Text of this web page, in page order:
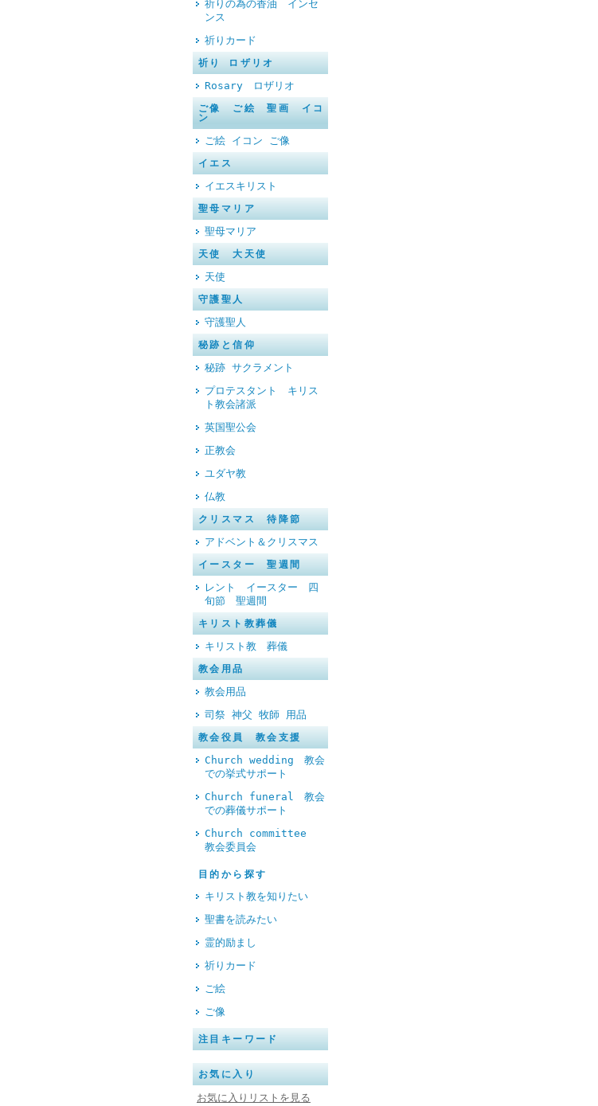
祈りの為の香油 インセ
ンス
祈りカード
祈り ロザリオ
Rosary ロザリオ
ご像 ご絵 聖画 イコ
ン
ご絵 イコン ご像
イエス
イエスキリスト
聖母マリア
聖母マリア
天使 大天使
天使
守護聖人
守護聖人
秘跡と信仰
秘跡 サクラメント
プロテスタント キリス
ト教会諸派
英国聖公会
正教会
ユダヤ教
仏教
クリスマス 待降節
アドベント＆クリスマス
イースター 聖週間
レント イースター 四
旬節 聖週間
キリスト教葬儀
キリスト教 葬儀
教会用品
教会用品
司祭 神父 牧師 用品
教会役員 教会支援
Church wedding 教会
での挙式サポート
Church funeral 教会
での葬儀サポート
Church committee
教会委員会
目的から探す
キリスト教を知りたい
聖書を読みたい
霊的励まし
祈りカード
ご絵
ご像
注目キーワード
お気に入り
お気に入りリストを見る